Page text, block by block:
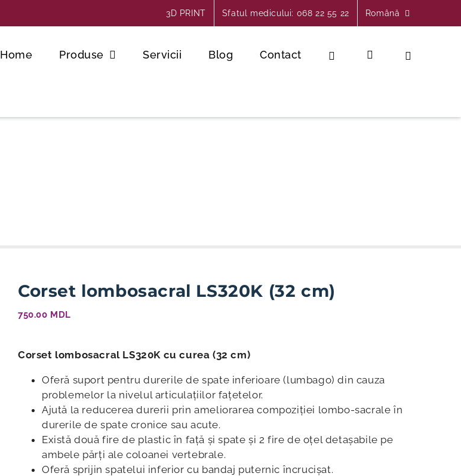
3D PRINT Sfatul medicului: 068 22 55 22 Română
Home Produse Servicii Blog Contact
Corset lombosacral LS320K (32 cm)
750.00 MDL
Corset lombosacral LS320K cu curea (32 cm)
Oferă suport pentru durerile de spate inferioare (lumbago) din cauza
problemelor la nivelul articulațiilor fațetelor.
Ajută la reducerea durerii prin ameliorarea compoziției lombo-sacrale în
durerile de spate cronice sau acute.
Există două fire de plastic în față și spate și 2 fire de oțel detașabile pe
ambele părți ale coloanei vertebrale.
Oferă sprijin spatelui inferior cu bandaj puternic încrucișat.